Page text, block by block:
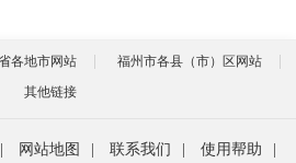
各地市网站
福州市各县（市）区网站
其他链接
网站地图 联系我们 使用帮助